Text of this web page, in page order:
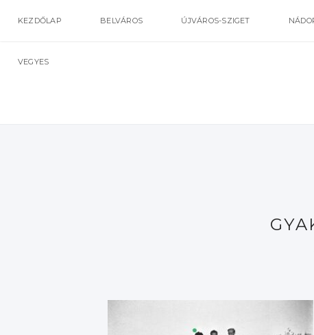
KEZDŐLAP BELVÁROS ÚJVÁROS-SZIGET
VEGYES